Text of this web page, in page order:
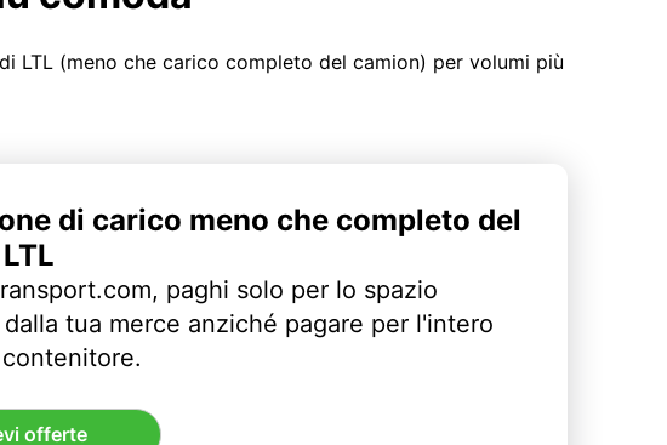
LTL (meno che carico completo del camion) per volumi più
di carico meno che completo del
paghi solo per lo spazio
tua merce anziché pagare per l'intero
offerte